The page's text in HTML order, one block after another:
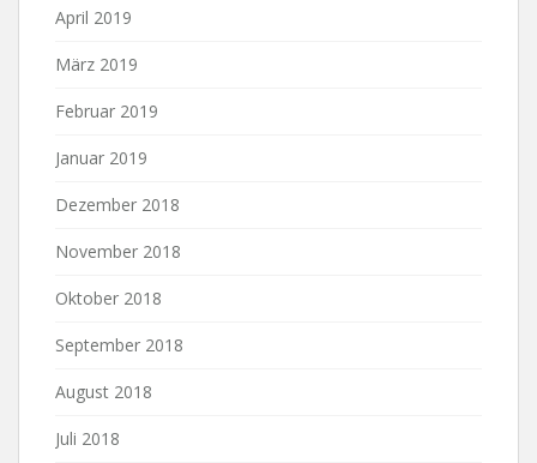
April 2019
März 2019
Februar 2019
Januar 2019
Dezember 2018
November 2018
Oktober 2018
September 2018
August 2018
Juli 2018